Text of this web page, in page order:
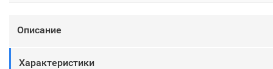
Описание
Характеристики